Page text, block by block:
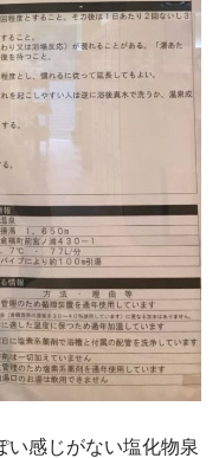
い感じがない塩化物泉